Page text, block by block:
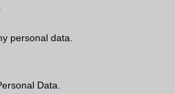
personal data.
Data.